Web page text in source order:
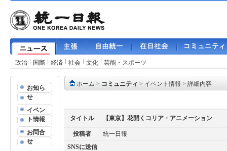
政治 国際 経済 社会 文化 芸能・スポーツ
お知ら
せ
イベン
ト情報
お問合
せ
ホーム > コミュニティ > イベント情報 > 詳細内容
タイトル 【東京】花開くコリア・アニメーション
投稿者
統一日報
SNSに送信